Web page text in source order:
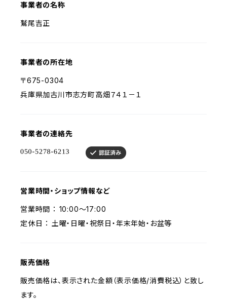
事業者の名称
鷲尾吉正
事業者の所在地
〒675-0304
兵庫県加古川市志方町高畑７４１－１
事業者の連絡先
営業時間・ショップ情報など
営業時間 ： 10:00～17:00
定休日 ： 土曜・日曜・祝祭日・年末年始・お盆等
販売価格
販売価格は、表示された金額（表示価格/消費税込）と致し
ます。